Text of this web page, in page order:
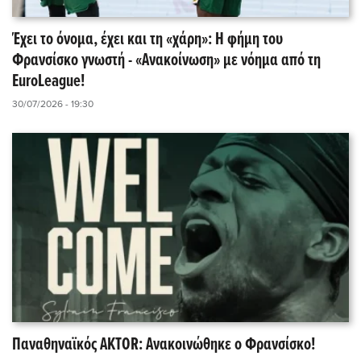
Έχει το όνομα, έχει και τη «χάρη»: Η φήμη του
Φρανσίσκο γνωστή - «Ανακοίνωση» με νόημα από τη
EuroLeague!
30/07/2026 - 19:30
Παναθηναϊκός AKTOR: Ανακοινώθηκε ο Φρανσίσκο!